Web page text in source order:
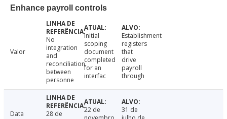
Enhance payroll controls
Valor
No
integration
and
reconciliation
between
personne
Initial
scoping
document
completed
for an
interfac
Establishment
registers
that
drive
payroll
through
Data
28 de
22 de
31 de